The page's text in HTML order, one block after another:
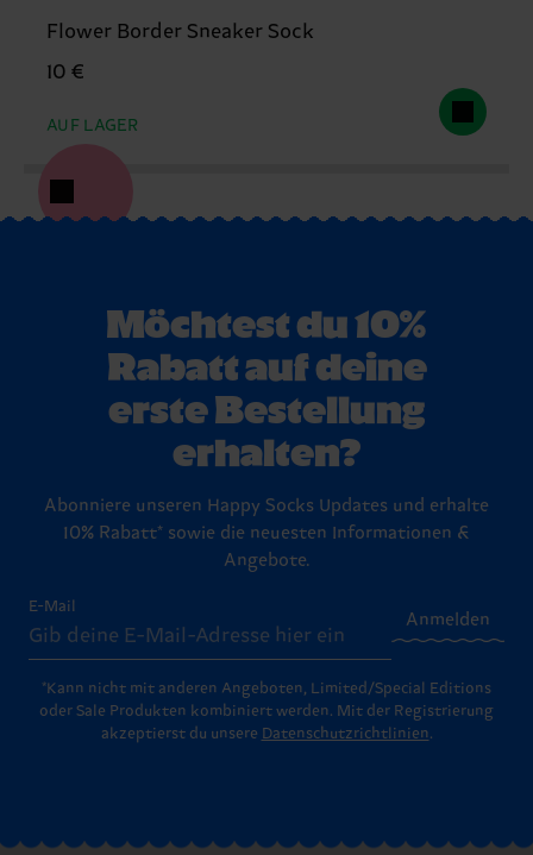
Flower Border Sneaker Sock
10 €
AUF LAGER
Möchtest du 10%
Rabatt auf deine
erste Bestellung
erhalten?
Abonniere unseren Happy Socks Updates und erhalte
10% Rabatt* sowie die neuesten Informationen &
Angebote.
E-Mail
Anmelden
*Kann nicht mit anderen Angeboten, Limited/Special Editions
oder Sale Produkten kombiniert werden. Mit der Registrierung
akzeptierst du unsere Datenschutzrichtlinien.